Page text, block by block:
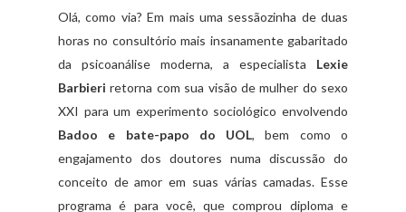
Olá, como via? Em mais uma sessãozinha de duas
horas no consultório mais insanamente gabaritado
da psicoanálise moderna, a especialista Lexie
Barbieri retorna com sua visão de mulher do sexo
XXI para um experimento sociológico envolvendo
Badoo e bate-papo do UOL, bem como o
engajamento dos doutores numa discussão do
conceito de amor em suas várias camadas. Esse
programa é para você, que comprou diploma e